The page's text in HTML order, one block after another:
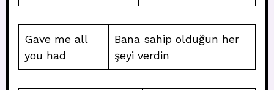
Gave me all
you had
Bana sahip olduğun her
şeyi verdin